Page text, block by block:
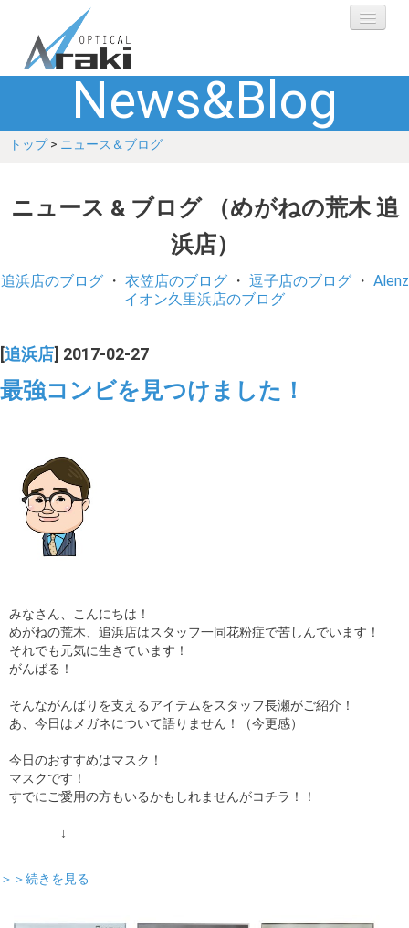
選ばれる理由
ブランド
ショップ
お客さまの声
コラム
ブログ
News&Blog
トップ> ニュース＆ブログ
ニュース & ブログ （めがねの荒木 追
浜店）
追浜店のブログ・ 衣笠店のブログ・ 逗子店のブログ・ Alenz
イオン久里浜店のブログ
追浜店 ] 2017-02-27
最強コンビを見つけました！
みなさん、こんにちは！
めがねの荒木、追浜店はスタッフ一同花粉症で苦しんでいます！
それでも元気に生きています！
がんばる！
そんながんばりを支えるアイテムをスタッフ長瀬がご紹介！
あ、今日はメガネについて語りません！（今更感）
今日のおすすめはマスク！
マスクです！
すでにご愛用の方もいるかもしれませんがコチラ！！
↓
＞＞続きを見る